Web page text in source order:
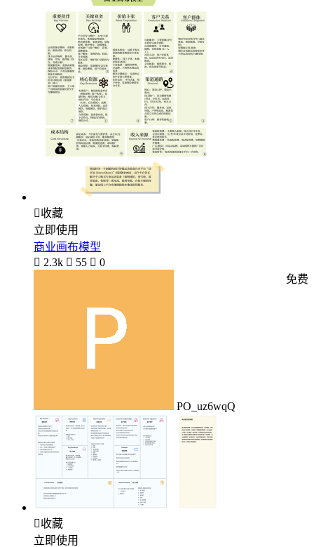
收藏
立即使用
商业画布模型
 2.3k  55  0
PO_uz6wqQ
免费
收藏
立即使用